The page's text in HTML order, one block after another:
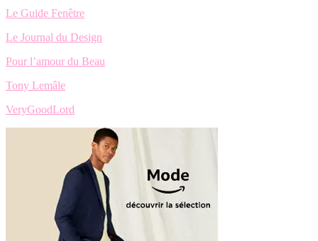
Le Guide Fenêtre
Le Journal du Design
Pour l’amour du Beau
Tony Lemâle
VeryGoodLord